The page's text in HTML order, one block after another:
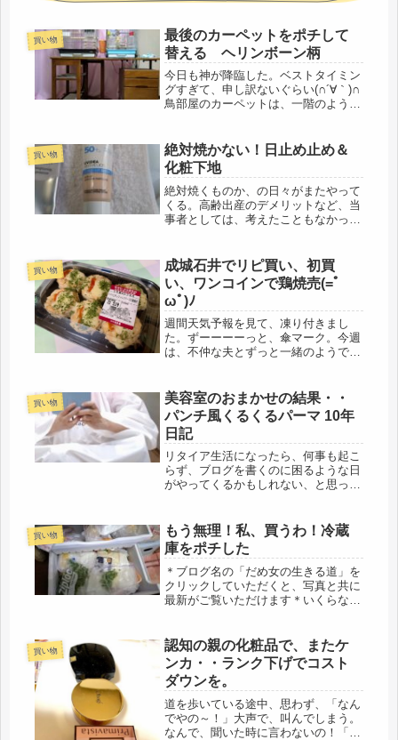
買い物
最後のカーペットをポチして
替える ヘリンボーン柄
今日も神が降臨した。ベストタイミン
グすぎて、申し訳ないぐらい(∩´∀｀)∩
鳥部屋のカーペットは、一階のように
えることにしました。元々、こぼした
後もあって、汚れていたけど、長...
買い物
絶対焼かない！日止め止め＆
化粧下地
絶対焼くものか、の日々がまたやって
くる。高齢出産のデメリットなど、当
事者としては、考えたこともなかっ
分ぐらいで撤収するので、高齢母の事
など、話題にも上っていなかったと思
うけ...
買い物
成城石井でリピ買い、初買
い、ワンコインで鶏焼売(=ﾟ
ωﾟ)ﾉ
週間天気予報を見て、凍り付きまし
た。ずーーーーっと、傘マーク。今週
は、不仲な夫とずっと一緒のようで
なので、なかなか厳しい・・・(´ﾟдﾟ
｀)友人は、昨日、大阪のワクチン予
約...
買い物
美容室のおまかせの結果・・
パンチ風くるくるパーマ 10年
日記
リタイア生活になったら、何事も起こ
らず、ブログを書くのに困るような日
がやってくるかもしれない、と思って
すね。今日は夕方美容室の予約が取れ
たので、それまで、庭仕事もやってし
ま...
買い物
もう無理！私、買うわ！冷蔵
庫をポチした
＊ブログ名の「だめ女の生きる道」を
クリックしていただくと、写真と共に
最新がご覧いただけます＊いくらなん
越してきて２回目の夏。去年はアクシ
デントもあり、料理を作るどころじゃ
な...
買い物
認知の親の化粧品で、またケ
ンカ・・ランク下げでコスト
ダウンを。
道を歩いている途中、思わず、「なん
でやの～！」大声で、叫んでしまう。
なんで、聞いた時に言わないの！「お